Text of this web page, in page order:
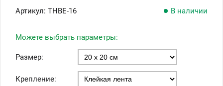
Артикул: ТНВЕ-16 В наличии
Можете выбрать параметры:
Размер:
Крепление: